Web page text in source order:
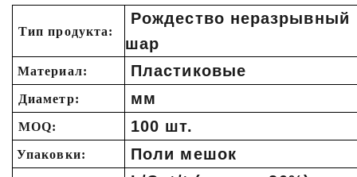
Тип продукта:
Рождество неразрывный
шар
Материал: Пластиковые
Диаметр: мм
MOQ: 100 шт.
Упаковки:
Поли мешок